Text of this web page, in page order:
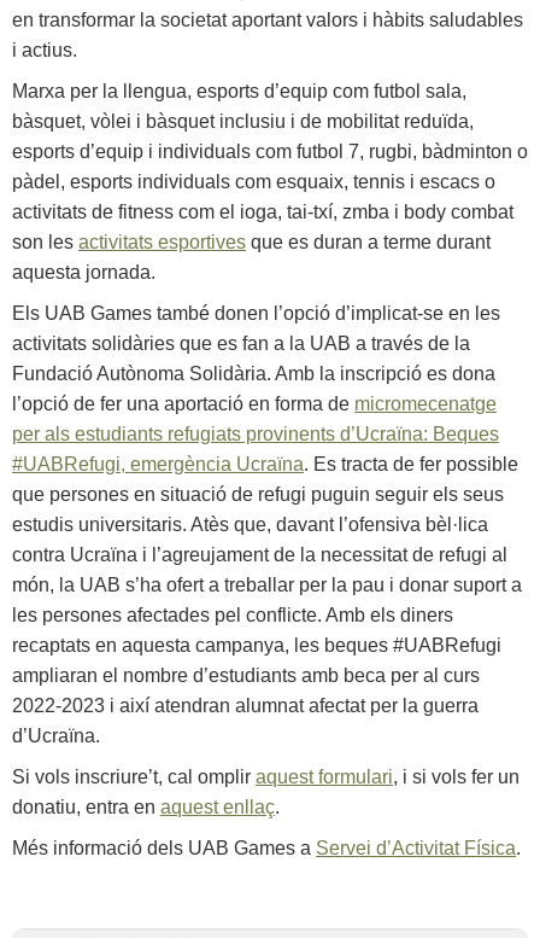
en transformar la societat aportant valors i hàbits saludables
i actius.
Marxa per la llengua, esports d’equip com futbol sala,
bàsquet, vòlei i bàsquet inclusiu i de mobilitat reduïda,
esports d’equip i individuals com futbol 7, rugbi, bàdminton o
pàdel, esports individuals com esquaix, tennis i escacs o
activitats de fitness com el ioga, tai-txí, zmba i body combat
son les activitats esportives que es duran a terme durant
aquesta jornada.
Els UAB Games també donen l’opció d’implicat-se en les
activitats solidàries que es fan a la UAB a través de la
Fundació Autònoma Solidària. Amb la inscripció es dona
l’opció de fer una aportació en forma de micromecenatge
per als estudiants refugiats provinents d’Ucraïna: Beques
#UABRefugi, emergència Ucraïna. Es tracta de fer possible
que persones en situació de refugi puguin seguir els seus
estudis universitaris. Atès que, davant l’ofensiva bèl·lica
contra Ucraïna i l’agreujament de la necessitat de refugi al
món, la UAB s’ha ofert a treballar per la pau i donar suport a
les persones afectades pel conflicte. Amb els diners
recaptats en aquesta campanya, les beques #UABRefugi
ampliaran el nombre d’estudiants amb beca per al curs
2022-2023 i així atendran alumnat afectat per la guerra
d’Ucraïna.
Si vols inscriure’t, cal omplir aquest formulari, i si vols fer un
donatiu, entra en aquest enllaç.
Més informació dels UAB Games a Servei d’Activitat Física.